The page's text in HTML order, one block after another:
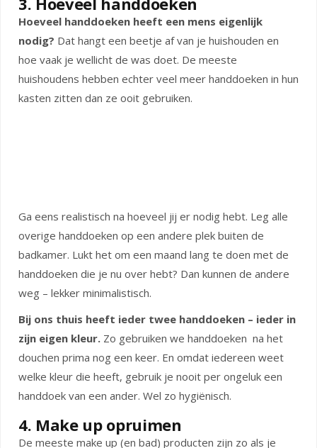
Hoeveel handdoeken heeft een mens eigenlijk
nodig? Dat hangt een beetje af van je huishouden en
hoe vaak je wellicht de was doet. De meeste
huishoudens hebben echter veel meer handdoeken in hun
kasten zitten dan ze ooit gebruiken.
Ga eens realistisch na hoeveel jij er nodig hebt. Leg alle
overige handdoeken op een andere plek buiten de
badkamer. Lukt het om een maand lang te doen met de
handdoeken die je nu over hebt? Dan kunnen de andere
weg – lekker minimalistisch.
Bij ons thuis heeft ieder twee handdoeken – ieder in
zijn eigen kleur. Zo gebruiken we handdoeken na het
douchen prima nog een keer. En omdat iedereen weet
welke kleur die heeft, gebruik je nooit per ongeluk een
handdoek van een ander. Wel zo hygiënisch.
4. Make up opruimen
De meeste make up (en bad) producten zijn zo als je